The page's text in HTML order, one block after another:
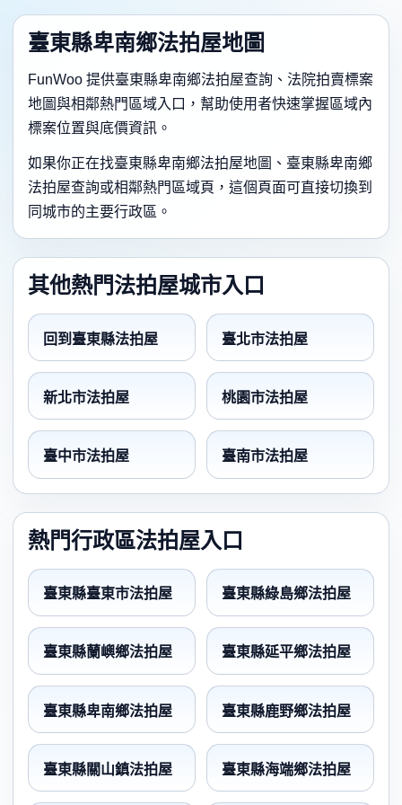
臺東縣卑南鄉法拍屋地圖
FunWoo 提供臺東縣卑南鄉法拍屋查詢、法院拍賣標案
地圖與相鄰熱門區域入口，幫助使用者快速掌握區域內
標案位置與底價資訊。
如果你正在找臺東縣卑南鄉法拍屋地圖、臺東縣卑南鄉
法拍屋查詢或相鄰熱門區域頁，這個頁面可直接切換到
同城市的主要行政區。
其他熱門法拍屋城市入口
回到臺東縣法拍屋 臺北市法拍屋
新北市法拍屋 桃園市法拍屋
臺中市法拍屋 臺南市法拍屋
熱門行政區法拍屋入口
臺東縣臺東市法拍屋 臺東縣綠島鄉法拍屋
臺東縣蘭嶼鄉法拍屋 臺東縣延平鄉法拍屋
臺東縣卑南鄉法拍屋 臺東縣鹿野鄉法拍屋
臺東縣關山鎮法拍屋 臺東縣海端鄉法拍屋